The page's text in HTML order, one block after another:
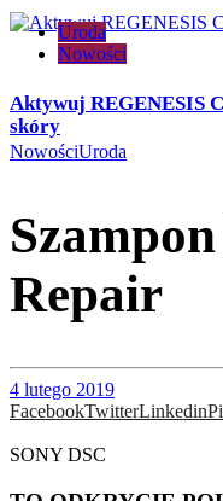
Uroda
Nowości
Aktywuj REGENESIS
skóry
NowościUroda
Repair
4 lutego 2019
FacebookTwitterLinkedin
SONY DSC